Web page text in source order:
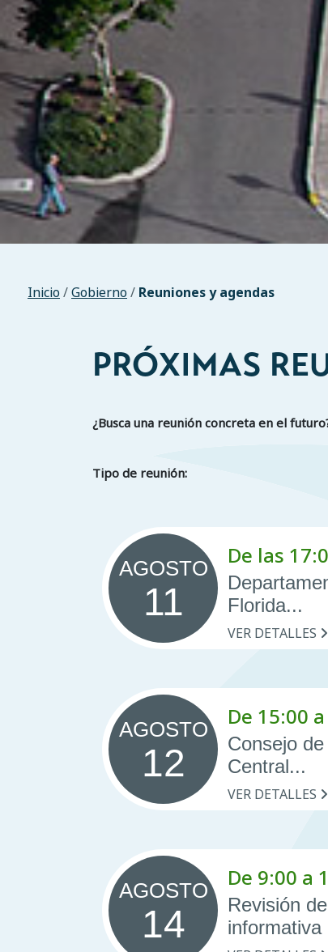
Inicio/Gobierno/ Reuniones y agendas
PRÓXIMAS
¿Busca una reunión concreta en el
Tipo de reunión:
AGOSTO
11
De las
Florida...
VER DETALLES
AGOSTO
12
De 15:00
Consejo
Central...
VER DETALLES
AGOSTO
14
De 9:00 a
Revisión
informativa
siguiente